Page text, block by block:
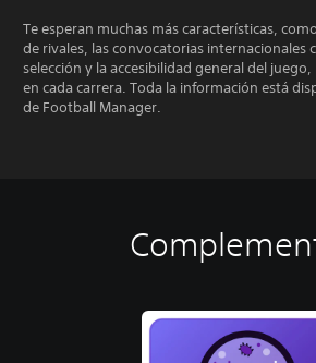
Te esperan muchas más características,
de rivales, las convocatorias internacionales
selección y la accesibilidad general del
en cada carrera. Toda la información está
de Football Manager.